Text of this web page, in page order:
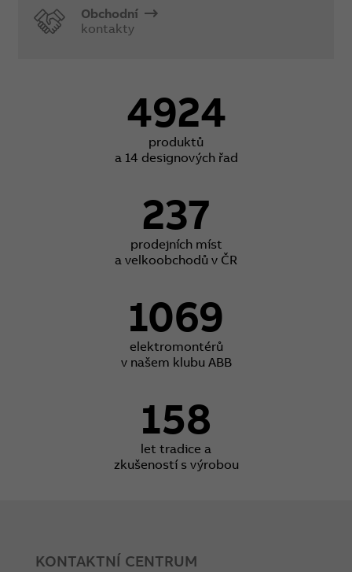
Obchodní
kontakty
4924
produktů
a 14 designových řad
237
prodejních míst
a velkoobchodů v ČR
1069
elektromontérů
v našem klubu ABB
158
let tradice a
zkušeností s výrobou
KONTAKTNÍ CENTRUM